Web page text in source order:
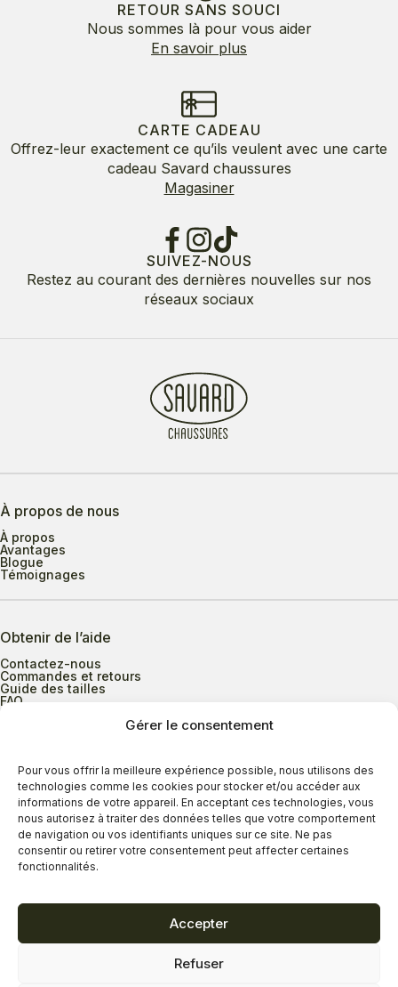
Gérer le consentement
Pour vous offrir la meilleure expérience possible, nous utilisons des
technologies comme les cookies pour stocker et/ou accéder aux
informations de votre appareil. En acceptant ces technologies, vous
nous autorisez à traiter des données telles que votre comportement
de navigation ou vos identifiants uniques sur ce site. Ne pas
consentir ou retirer votre consentement peut affecter certaines
fonctionnalités.
Accepter
Refuser
RETOUR SANS SOUCI
Nous sommes là pour vous aider
En savoir plus
CARTE CADEAU
Offrez-leur exactement ce qu’ils veulent avec une carte
cadeau Savard chaussures
Magasiner
SUIVEZ-NOUS
Restez au courant des dernières nouvelles sur nos
réseaux sociaux
À propos de nous
À propos
Avantages
Blogue
Témoignages
Obtenir de l’aide
Contactez-nous
Commandes et retours
Guide des tailles
FAQ
Heures d’ouverture
Lundi au mercredi
9h00 à 17h30
Jeudi
9h00 à 20h00
Vendredi
9h00 à 18h00
Dimanche
11h00 à 16h30